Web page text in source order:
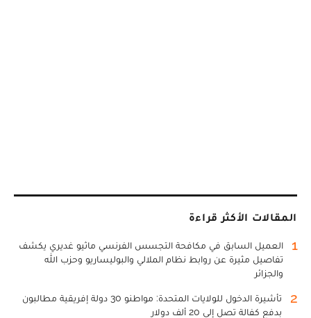
المقالات الأكثر قراءة
1
العميل السابق في مكافحة التجسس الفرنسي ماثيو غديري يكشف
تفاصيل مثيرة عن روابط نظام الملالي والبوليساريو وحزب الله
والجزائر
2
تأشيرة الدخول للولايات المتحدة: مواطنو 30 دولة إفريقية مطالبون
بدفع كفالة تصل إلى 20 ألف دولار